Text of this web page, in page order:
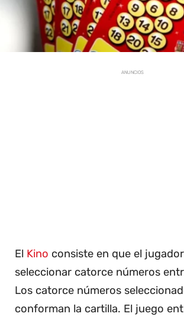
ANUNCIOS
El Kino consiste en que el
seleccionar catorce números
Los catorce números
conforman la cartilla. El juego